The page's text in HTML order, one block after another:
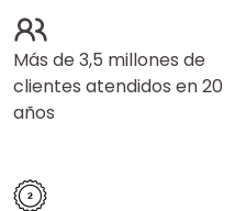
Más de 3,5 millones de
clientes atendidos en 20
años